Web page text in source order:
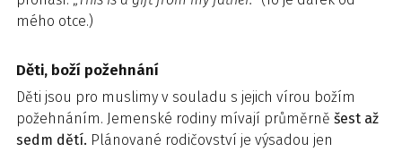
mého otce.)
Děti, boží požehnání
Děti jsou pro muslimy v souladu s jejich vírou božím
požehnáním. Jemenské rodiny mívají průměrně šest až
sedm dětí. Plánované rodičovství je výsadou jen